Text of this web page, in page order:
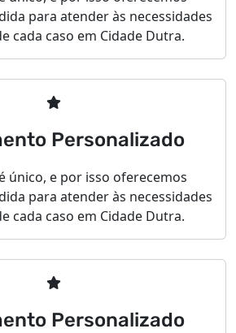
para atender às necessidades
cada caso em Cidade Dutra.
Personalizado
único, e por isso oferecemos
para atender às necessidades
cada caso em Cidade Dutra.
Personalizado